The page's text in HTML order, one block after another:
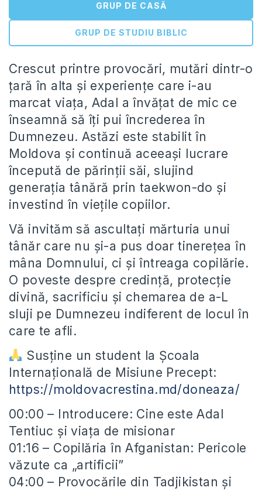
GRUP DE CASĂ
GRUP DE STUDIU BIBLIC
Crescut printre provocări, mutări dintr-o
țară în alta și experiențe care i-au
marcat viața, Adal a învățat de mic ce
înseamnă să îți pui încrederea în
Dumnezeu. Astăzi este stabilit în
Moldova și continuă aceeași lucrare
începută de părinții săi, slujind
generația tânără prin taekwon-do și
investind în viețile copiilor.
Vă invităm să ascultați mărturia unui
tânăr care nu și-a pus doar tinerețea în
mâna Domnului, ci și întreaga copilărie.
O poveste despre credință, protecție
divină, sacrificiu și chemarea de a-L
sluji pe Dumnezeu indiferent de locul în
care te afli.
Susține un student la Școala
Internațională de Misiune Precept:
https://moldovacrestina.md/doneaza/
00:00 – Introducere: Cine este Adal
Tentiuc și viața de misionar
01:16 – Copilăria în Afganistan: Pericole
văzute ca „artificii”
04:00 – Provocările din Tadjikistan și